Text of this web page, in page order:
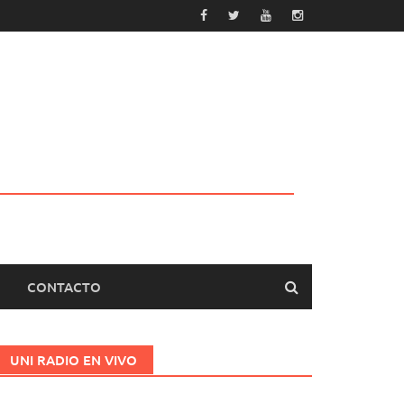
CONTACTO
UNI RADIO EN VIVO